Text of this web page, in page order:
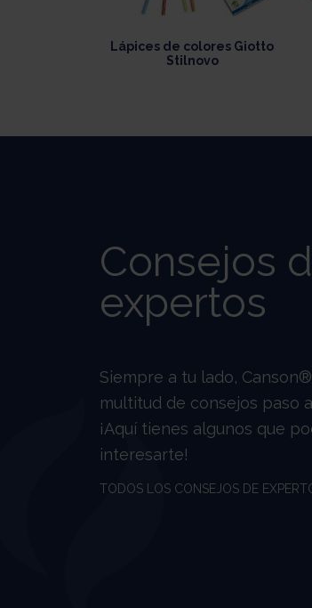
Lápices de colores Giotto
Stilnovo
Consejos
expertos
Siempre a tu lado,
multitud de consejos paso
¡Aquí tienes algunos que
interesarte!
TODOS LOS CONSEJOS DE